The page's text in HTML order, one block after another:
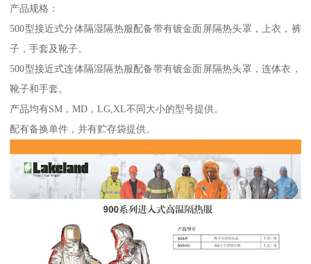
产品规格：
500型接近式分体隔湿隔热服配备带有镀金面屏隔热头罩，上衣，裤
子，手套及靴子。
500型接近式连体隔湿隔热服配备带有镀金面屏隔热头罩，连体衣，
靴子和手套。
产品均有SM，MD，LG,XL不同大小的型号提供。
配有备换单件，并有贮存袋提供。